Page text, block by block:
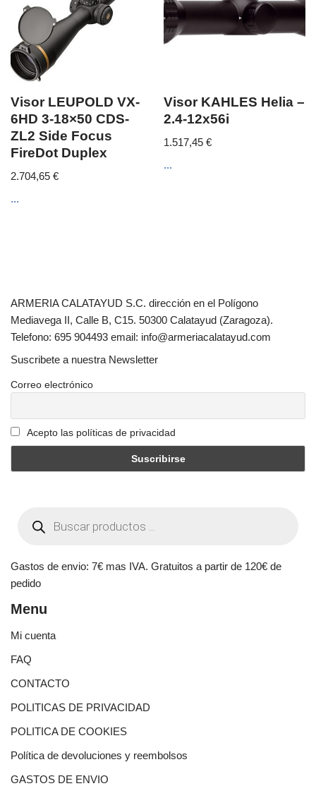
Visor LEUPOLD VX-
6HD 3-18×50 CDS-
ZL2 Side Focus
FireDot Duplex
2.704,65 €
...
Visor KAHLES Helia –
2.4-12x56i
1.517,45€
...
ARMERIA CALATAYUD S.C. dirección en el Polígono
Mediavega II, Calle B, C15. 50300 Calatayud (Zaragoza).
Telefono: 695 904493 email: info@armeriacalatayud.com
Suscribete a nuestra Newsletter
Correo electrónico
Acepto las políticas de privacidad
Gastos de envio: 7€ mas IVA. Gratuitos a partir de 120€ de
pedido
Menu
Mi cuenta
FAQ
CONTACTO
POLITICAS DE PRIVACIDAD
POLITICA DE COOKIES
Política de devoluciones y reembolsos
GASTOS DE ENVIO